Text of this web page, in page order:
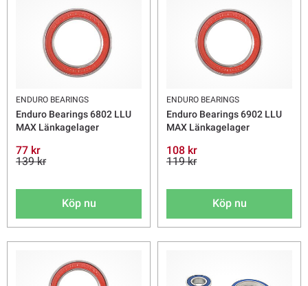
ENDURO BEARINGS
Enduro Bearings 6802 LLU
MAX Länkagelager
77 kr
139 kr
Köp nu
ENDURO BEARINGS
Enduro Bearings 6902 LLU
MAX Länkagelager
108 kr
119 kr
Köp nu